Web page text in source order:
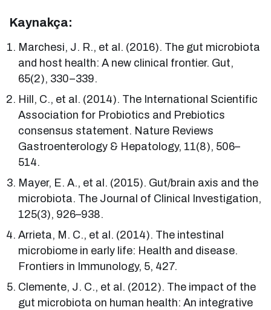
Kaynakça:
Marchesi, J. R., et al. (2016). The gut microbiota
and host health: A new clinical frontier. Gut,
65(2), 330–339.
Hill, C., et al. (2014). The International Scientific
Association for Probiotics and Prebiotics
consensus statement. Nature Reviews
Gastroenterology & Hepatology, 11(8), 506–
514.
Mayer, E. A., et al. (2015). Gut/brain axis and the
microbiota. The Journal of Clinical Investigation,
125(3), 926–938.
Arrieta, M. C., et al. (2014). The intestinal
microbiome in early life: Health and disease.
Frontiers in Immunology, 5, 427.
Clemente, J. C., et al. (2012). The impact of the
gut microbiota on human health: An integrative